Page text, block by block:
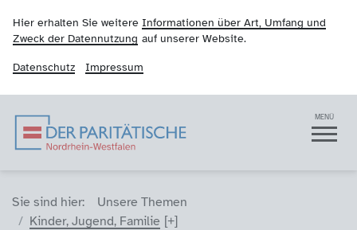
Hier erhalten Sie weitere Informationen über Art, Umfang und
Zweck der Datennutzung auf unserer Website.
Datenschutz Impressum
Der Paritätische NRW
Navigation MENÜ
Sie sind hier (Breadcrumb)
Sie sind hier:
Unsere Themen
Kinder, Jugend, Familie